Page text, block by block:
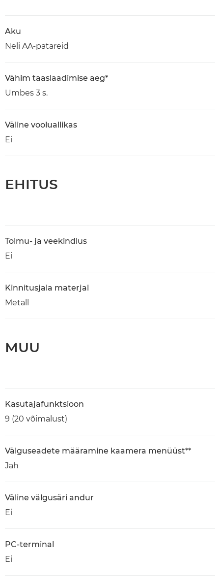
Aku
Neli AA-patareid
Vähim taaslaadimise aeg*
Umbes 3 s.
Väline vooluallikas
Ei
EHITUS
Tolmu- ja veekindlus
Ei
Kinnitusjala materjal
Metall
MUU
Kasutajafunktsioon
9 (20 võimalust)
Välguseadete määramine kaamera menüüst**
Jah
Väline välgusäri andur
Ei
PC-terminal
Ei